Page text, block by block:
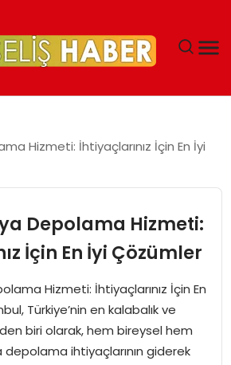
Hizmeti: İhtiyaçlarınız İçin En İyi
Depolama Hizmeti:
İçin En İyi Çözümler
Hizmeti: İhtiyaçlarınız İçin En
Türkiye’nin en kalabalık ve
biri olarak, hem bireysel hem
ihtiyaçlarının giderek